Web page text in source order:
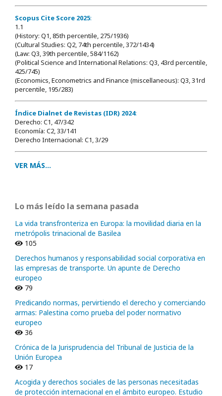
Scopus Cite Score 2025:
1.1
(History: Q1, 85th percentile, 275/1936)
(Cultural Studies: Q2, 74th percentile, 372/1434)
(Law: Q3, 39th percentile, 584/1162)
(Political Science and International Relations: Q3, 43rd percentile,
425/745)
(Economics, Econometrics and Finance (miscellaneous): Q3, 31rd
percentile, 195/283)
Índice Dialnet de Revistas (IDR) 2024:
Derecho: C1, 47/342
Economía: C2, 33/141
Derecho Internacional: C1, 3/29
VER MÁS...
Lo más leído la semana pasada
La vida transfronteriza en Europa: la movilidad diaria en la
metrópolis trinacional de Basilea
105
Derechos humanos y responsabilidad social corporativa en
las empresas de transporte. Un apunte de Derecho
europeo
79
Predicando normas, pervirtiendo el derecho y comerciando
armas: Palestina como prueba del poder normativo
europeo
36
Crónica de la Jurisprudencia del Tribunal de Justicia de la
Unión Europea
17
Acogida y derechos sociales de las personas necesitadas
de protección internacional en el ámbito europeo. Estudio